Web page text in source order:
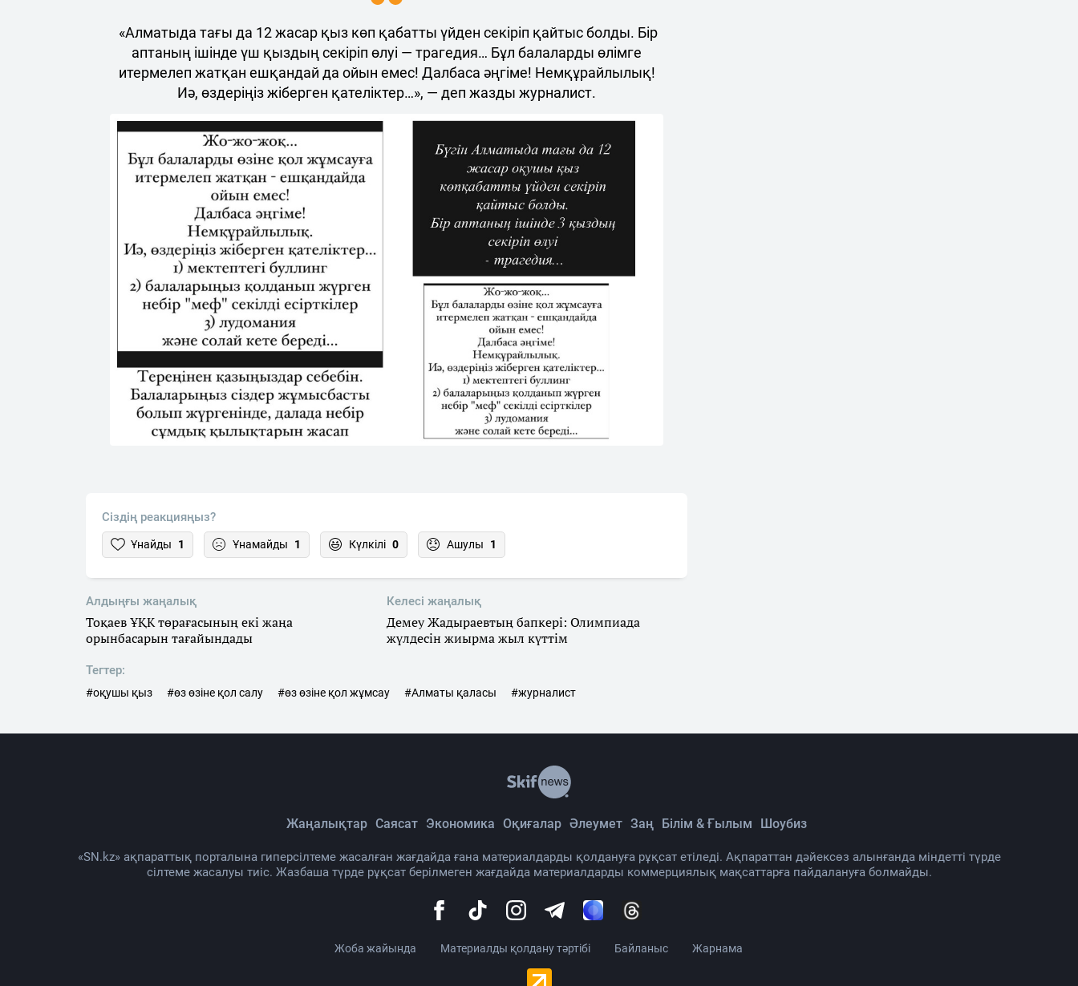
«Алматыда тағы да 12 жасар қыз көп қабатты үйден секіріп қайтыс болды. Бір
аптаның ішінде үш қыздың секіріп өлуі — трагедия… Бұл балаларды өлімге
итермелеп жатқан ешқандай да ойын емес! Далбаса әңгіме! Немқұрайлылық!
Иә, өздеріңіз жіберген қателіктер…», — деп жазды журналист.
Сіздің реакцияңыз?
Ұнайды 1 Ұнамайды 1 Күлкілі 0 Ашулы 1
Алдыңғы жаңалық
Тоқаев ҰҚК төрағасының екі жаңа
орынбасарын тағайындады
Келесі жаңалық
Демеу Жадыраевтың бапкері: Олимпиада
жүлдесін жиырма жыл күттім
Тегтер:
#оқушы қыз #өз өзіне қол салу #өз өзіне қол жұмсау #Алматы қаласы #журналист
Жаңалықтар Саясат Экономика Оқиғалар Әлеумет Заң Білім & Ғылым Шоубиз
«SN.kz» ақпараттық порталына гиперсілтеме жасалған жағдайда ғана материалдарды қолдануға рұқсат етіледі. Ақпараттан дәйексөз алынғанда міндетті түрде
сілтеме жасалуы тиіс. Жазбаша түрде рұқсат берілмеген жағдайда материалдарды коммерциялық мақсаттарға пайдалануға болмайды.
Жоба жайында Материалды қолдану тәртібі Байланыс Жарнама